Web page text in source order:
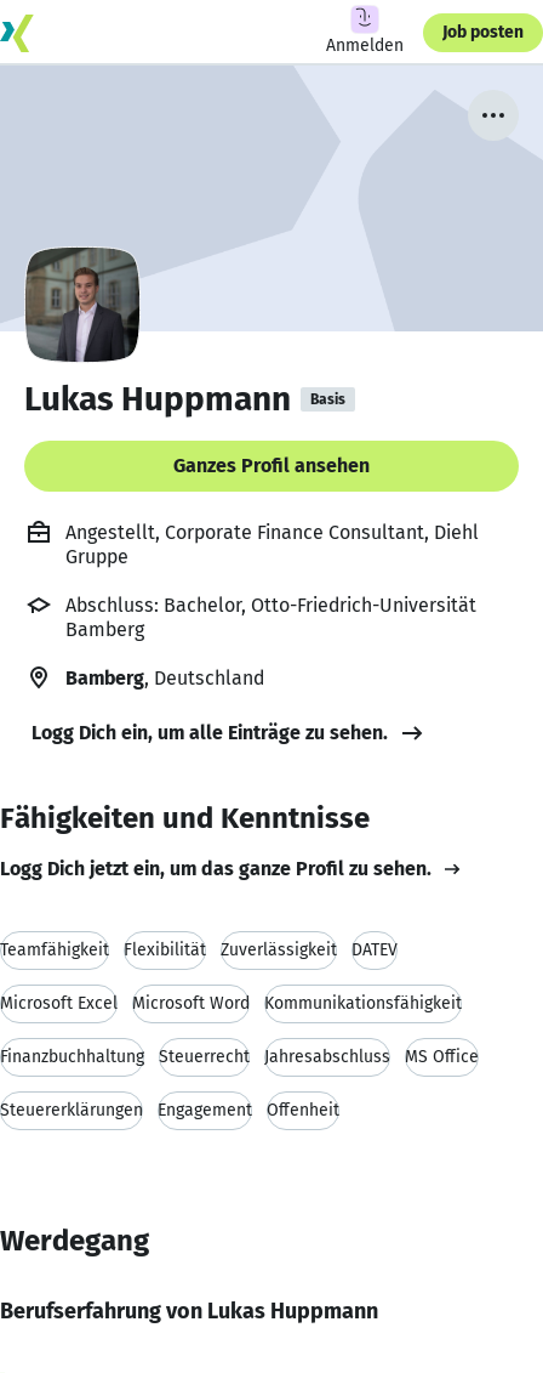
Anmelden
Job posten
Lukas Huppmann Basis
Ganzes Profil ansehen
Angestellt, Corporate Finance Consultant, Diehl
Gruppe
Abschluss: Bachelor, Otto-Friedrich-Universität
Bamberg
Bamberg, Deutschland
Logg Dich ein, um alle Einträge zu sehen.
Fähigkeiten und Kenntnisse
Logg Dich jetzt ein, um das ganze Profil zu sehen.
Teamfähigkeit Flexibilität Zuverlässigkeit DATEV
Microsoft Excel Microsoft Word Kommunikationsfähigkeit
Finanzbuchhaltung Steuerrecht Jahresabschluss MS Office
Steuererklärungen Engagement Offenheit
Werdegang
Berufserfahrung von Lukas Huppmann